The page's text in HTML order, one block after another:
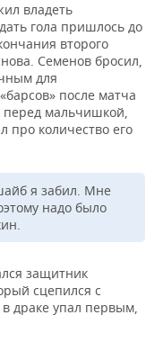
владеть
гола пришлось до
второго
Семенов бросил,
для
после матча
перед мальчишкой,
про количество его
я забил. Мне
надо было
защитник
сцепился с
драке упал первым,